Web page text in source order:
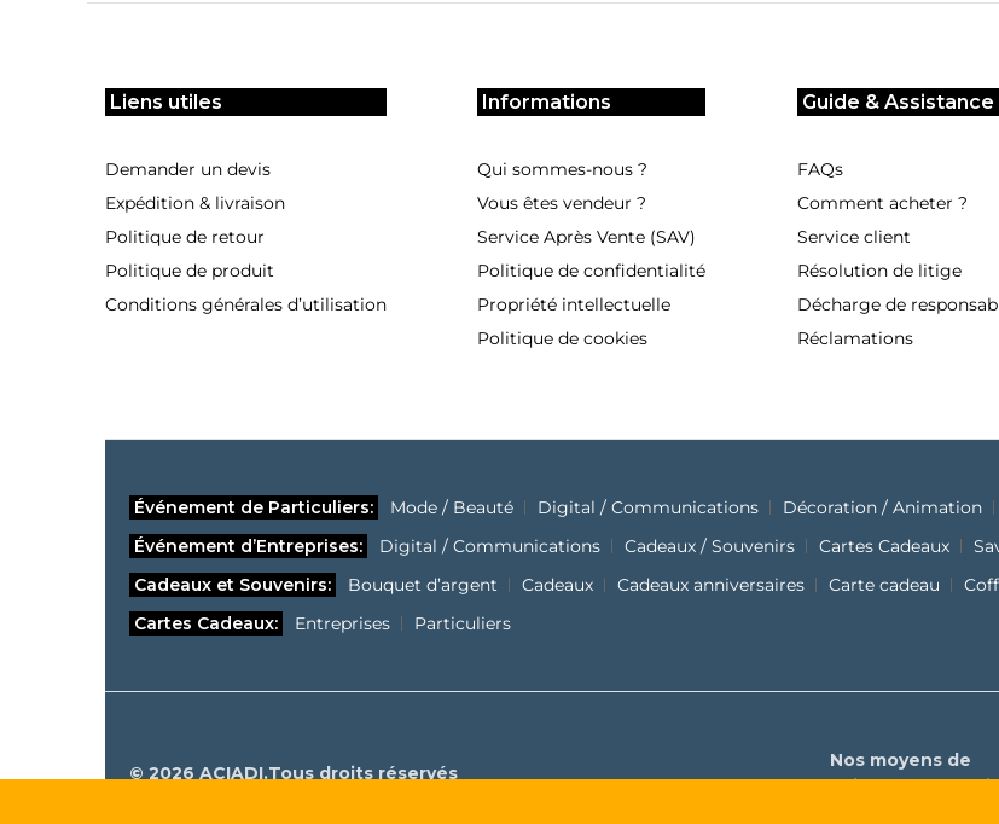
Liens utiles
Demander un devis
Expédition & livraison
Politique de retour
Politique de produit
Conditions générales d’utilisation
Informations
Qui sommes-nous ?
Vous êtes vendeur ?
Service Après Vente (SAV)
Politique de confidentialité
Propriété intellectuelle
Politique de cookies
Guide & Assistance
FAQs
Comment acheter ?
Service client
Résolution de litige
Décharge de
Réclamations
Événement de Particuliers: Mode / Beauté Digital / Communications Décoration / Animation
Événement d’Entreprises:
Digital / Communications Cadeaux / Souvenirs Cartes Cadeaux
Cadeaux et Souvenirs:
Bouquet d’argent Cadeaux Cadeaux anniversaires Carte cadeau
Cartes Cadeaux:
Entreprises Particuliers
© 2026 ACIADI.Tous droits réservés
Nos moyens de
paiements